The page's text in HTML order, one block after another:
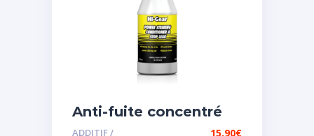
Anti-fuite concentré
pour direction
ADDITIF /
15,90€